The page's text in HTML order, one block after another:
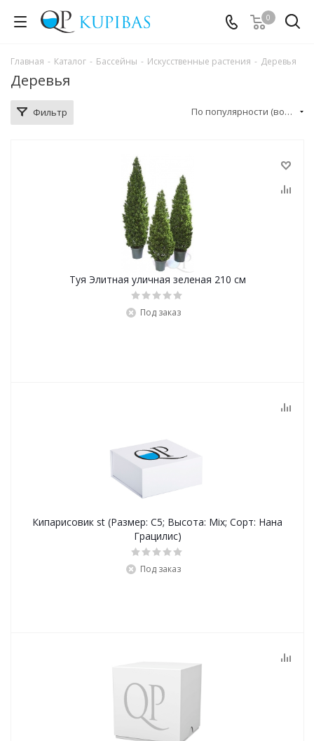
0
Главная - Каталог - Бассейны - Искусственные растения - Деревья
Деревья
Фильтр По популярности (возрастание)
Туя Элитная уличная зеленая 210 см
Под заказ
Кипарисовик st (Размер: С5; Высота: Mix; Сорт: Нана
Грацилис)
Под заказ